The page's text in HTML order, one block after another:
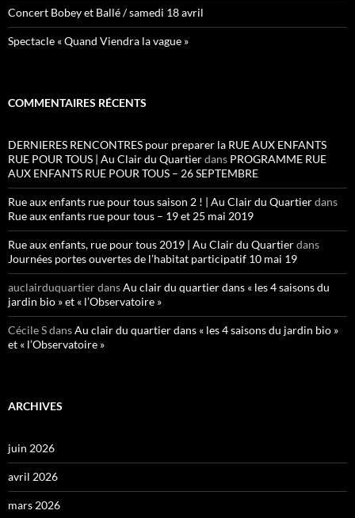
Concert Bobey et Ballé / samedi 18 avril
Spectacle « Quand Viendra la vague »
COMMENTAIRES RÉCENTS
DERNIERES RENCONTRES pour preparer la RUE AUX ENFANTS
RUE POUR TOUS | Au Clair du Quartierdans PROGRAMME RUE
AUX ENFANTS RUE POUR TOUS – 26 SEPTEMBRE
Rue aux enfants rue pour tous saison 2 ! | Au Clair du Quartierdans
Rue aux enfants rue pour tous – 19 et 25 mai 2019
Rue aux enfants, rue pour tous 2019 | Au Clair du Quartierdans
Journées portes ouvertes de l’habitat participatif 10 mai 19
auclairduquartierdansAu clair du quartier dans « les 4 saisons du
jardin bio » et « l’Observatoire »
Cécile SdansAu clair du quartier dans « les 4 saisons du jardin bio »
et « l’Observatoire »
ARCHIVES
juin 2026
avril 2026
mars 2026